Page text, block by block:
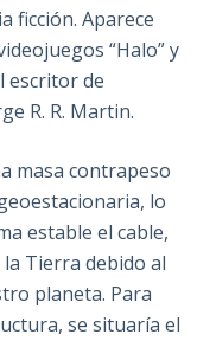
ficción. Aparece
“Halo” y
escritor de
R. R. Martin.
masa contrapeso
lo
estable el cable,
Tierra debido al
planeta. Para
se situaría el